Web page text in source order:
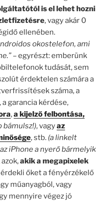
is el lehet hozni
, vagy akár 0
ellenében.
okostelefon, ami
– egyrészt: emberünk
tudását, sem
érdektelen számára a
száma, a
garancia kérdése,
,a kijelző felbontása,
bámulsz!), vagyaz
, stb. (a linkelt
iPhone a nyerő bármelyik
azok,akik a megapixelek
őket a fényérzékelő
műanyagból, vagy
mennyire végez jó